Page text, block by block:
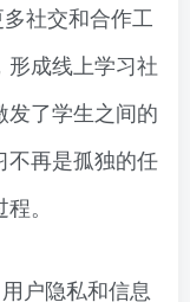
社交和合作工
成线上学习社
发了学生之间的
不再是孤独的任
。
户隐私和信息